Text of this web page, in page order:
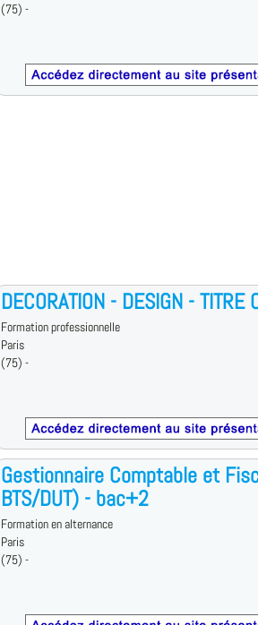
(75) -
DECORATION - DESIGN - TITRE
Formation professionnelle
Paris
(75) -
Gestionnaire Comptable et
BTS/DUT) - bac+2
Formation en alternance
Paris
(75) -